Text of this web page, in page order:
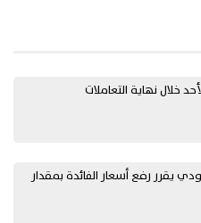
خلال نهاية التعاملات
يقرر رفع أسعار الفائدة بمقدار